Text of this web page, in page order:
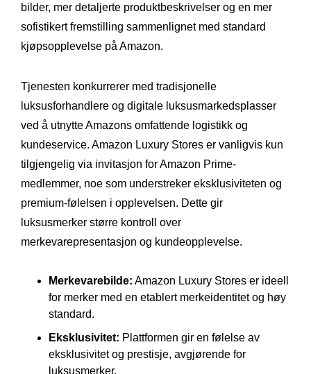
bilder, mer detaljerte produktbeskrivelser og en mer
sofistikert fremstilling sammenlignet med standard
kjøpsopplevelse på Amazon.
Tjenesten konkurrerer med tradisjonelle
luksusforhandlere og digitale luksusmarkedsplasser
ved å utnytte Amazons omfattende logistikk og
kundeservice. Amazon Luxury Stores er vanligvis kun
tilgjengelig via invitasjon for Amazon Prime-
medlemmer, noe som understreker eksklusiviteten og
premium-følelsen i opplevelsen. Dette gir
luksusmerker større kontroll over
merkevarepresentasjon og kundeopplevelse.
Merkevarebilde: Amazon Luxury Stores er ideell
for merker med en etablert merkeidentitet og høy
standard.
Eksklusivitet: Plattformen gir en følelse av
eksklusivitet og prestisje, avgjørende for
luksusmerker.